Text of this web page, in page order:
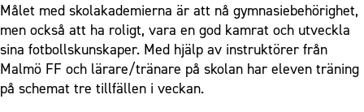
Målet med skolakademierna är att nå gymnasiebehörighet,
men också att ha roligt, vara en god kamrat och utveckla
sina fotbollskunskaper. Med hjälp av instruktörer från
Malmö FF och lärare/tränare på skolan har eleven träning
på schemat tre tillfällen i veckan.